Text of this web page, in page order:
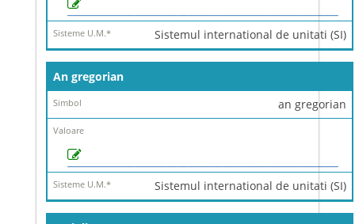
Sisteme
U.M.*
Sistemul international de unitati (SI)
An gregorian
an gregorian
Sistemul international de unitati (SI)